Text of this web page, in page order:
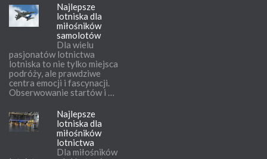
Najlepsze
lotniska dla
miłośników
samolotów
Dla wielu
pasjonatów lotnictwa
lotniska to nie tylko miejsca
podróży, ale prawdziwe
centra emocji i fascynacji.
Obserwowanie startów i …
Najlepsze
lotniska dla
miłośników
lotnictwa
Dla miłośników